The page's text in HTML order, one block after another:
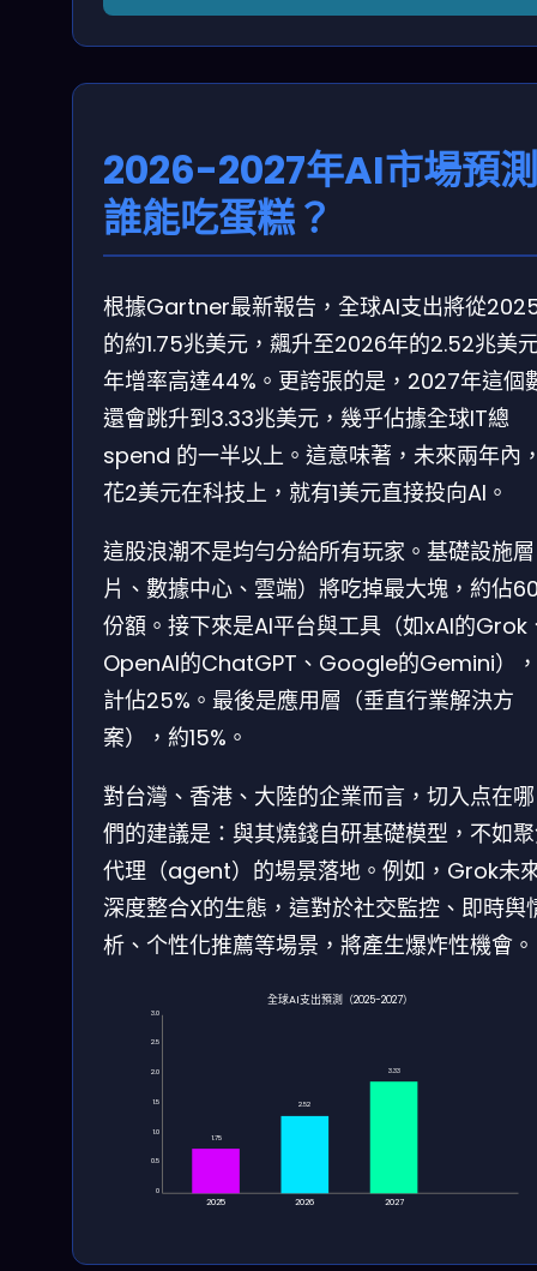
2026-2027年AI市場預
誰能吃蛋糕？
根據Gartner最新報告，全球AI支出將從
的約1.75兆美元，飆升至2026年的2.52兆美
年增率高達44%。更誇張的是，2027年這個
還會跳升到3.33兆美元，幾乎佔據全球IT總
spend 的一半以上。這意味著，未來兩年內
花2美元在科技上，就有1美元直接投向AI。
這股浪潮不是均勻分給所有玩家。基礎設施
片、數據中心、雲端）將吃掉最大塊，約佔
份額。接下來是AI平台與工具（如xAI的Grok
OpenAI的ChatGPT、Google的Gemini）
計佔25%。最後是應用層（垂直行業解決方
案），約15%。
對台灣、香港、大陸的企業而言，切入点在
們的建議是：與其燒錢自研基礎模型，不如
代理（agent）的場景落地。例如，Grok未
深度整合X的生態，這對於社交監控、即時舆
析、个性化推薦等場景，將產生爆炸性機會。
0
0.5
1.0
1.5
2.0
2.5
3.0
1.75
2.52
3.33
2025 2026 2027
全球AI支出預測（2025-2027）